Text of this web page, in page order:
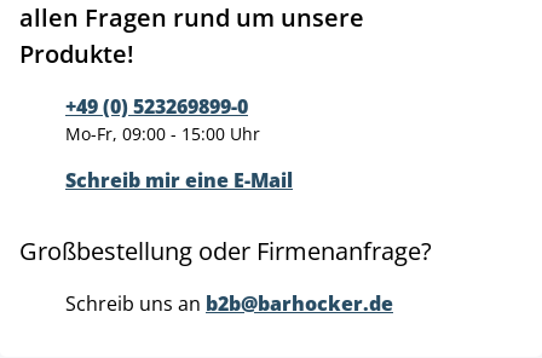
allen Fragen rund um unsere
Produkte!
+49 (0) 523269899-0
Mo-Fr, 09:00 - 15:00 Uhr
Schreib mir eine E-Mail
Großbestellung oder Firmenanfrage?
Schreib uns an b2b@barhocker.de